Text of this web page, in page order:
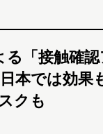
る「接触確
本では効果
クも